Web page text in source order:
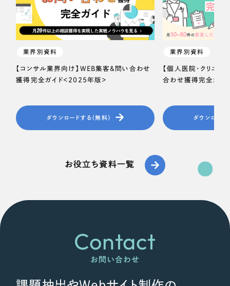
業界別資料
【コンサル業界向け】WEB集客＆問い合わせ
獲得完全ガイド＜2025年版＞
ダウンロードする（無料）
業界別資料
【個人医院・クリニッ
合わせ獲得完全ガイ
ダウンロード
お役立ち資料一覧
Contact
お問い合わせ